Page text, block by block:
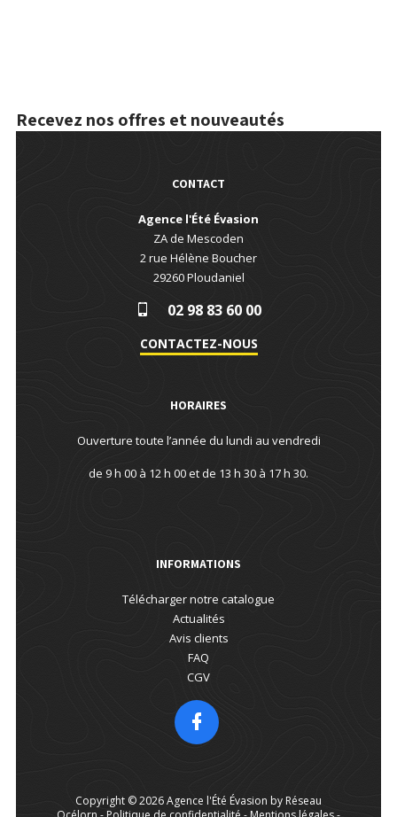
Recevez nos offres et nouveautés
CONTACT
Agence l'Été Évasion
ZA de Mescoden
2 rue Hélène Boucher
29260Ploudaniel
02 98 83 60 00
CONTACTEZ-NOUS
HORAIRES
Ouverture toute l’année du lundi au vendredi
de 9 h 00 à 12 h 00 et de 13 h 30 à 17 h 30.
INFORMATIONS
Télécharger notre catalogue
Actualités
Avis clients
FAQ
CGV
Copyright © 2026 Agence l'Été Évasion by Réseau